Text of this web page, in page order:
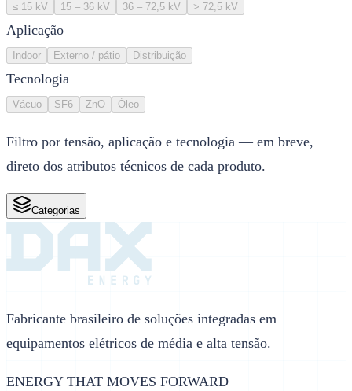
≤ 15 kV 15 – 36 kV 36 – 72,5 kV > 72,5 kV
Aplicação
Indoor Externo / pátio Distribuição
Tecnologia
Vácuo SF6 ZnO Óleo
Filtro por tensão, aplicação e tecnologia — em breve,
direto dos atributos técnicos de cada produto.
Categorias
Fabricante brasileiro de soluções integradas em
equipamentos elétricos de média e alta tensão.
ENERGY THAT MOVES FORWARD